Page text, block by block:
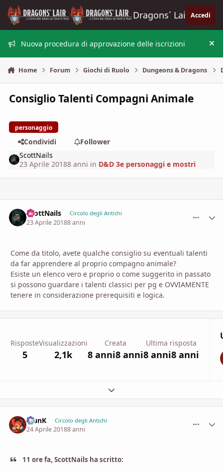
Vai al contenuto
Dragons´ Lair Accedi
Nuova procedura di approvazione delle iscrizioni
Home Forum Giochi di Ruolo Dungeons & Dragons
Consiglio Talenti Compagni Animale
personaggio
Condividi
Follower
ScottNails
23 Aprile 20188 anni in D&D 3e personaggi e mostri
ScottNails Circolo degli Antichi
23 Aprile 20188 anni
Come da titolo, avete qualche consiglio su eventuali talenti
da far apprendere al proprio compagno animale?
Esiste un elenco vero e proprio o come suggerito in passato
si possono guardare i talenti classici per pg e OVVIAMENTE
tenere in considerazione prerequisiti e logica.
Risposte
5
Visualizzazioni
2,1k
Creata
8 anni8 anni
Ultima risposta
8 anni8 anni
Espandi panoramica del topic
KlunK Circolo degli Antichi
24 Aprile 20188 anni
11 ore fa, ScottNails ha scritto: